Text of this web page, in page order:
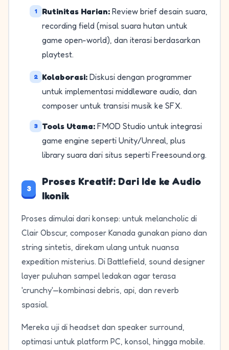
1 Rutinitas Harian: Review brief desain suara,
recording field (misal suara hutan untuk
game open-world), dan iterasi berdasarkan
playtest.
2 Kolaborasi: Diskusi dengan programmer
untuk implementasi middleware audio, dan
composer untuk transisi musik ke SFX.
3 Tools Utama: FMOD Studio untuk integrasi
game engine seperti Unity/Unreal, plus
library suara dari situs seperti Freesound.org.
3
Proses Kreatif: Dari Ide ke Audio
Ikonik
Proses dimulai dari konsep: untuk melancholic di
Clair Obscur, composer Kanada gunakan piano dan
string sintetis, direkam ulang untuk nuansa
expedition misterius. Di Battlefield, sound designer
layer puluhan sampel ledakan agar terasa
'crunchy'—kombinasi debris, api, dan reverb
spasial.
Mereka uji di headset dan speaker surround,
optimasi untuk platform PC, konsol, hingga mobile.